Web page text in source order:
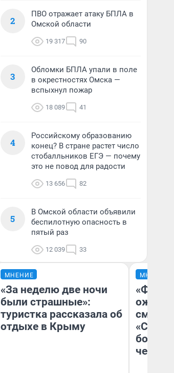
2
ПВО отражает атаку БПЛА в
Омской области
19 317 90
3
Обломки БПЛА упали в поле
в окрестностях Омска —
вспыхнул пожар
18 089 41
4
Российскому образованию
конец? В стране растет число
стобалльников ЕГЭ — почему
это не повод для радости
13 656 82
5
В Омской области объявили
беспилотную опасность в
пятый раз
12 039 33
МНЕНИЕ
«За неделю две ночи
были страшные»:
туристка рассказала об
отдыхе в Крыму
МНЕНИЕ